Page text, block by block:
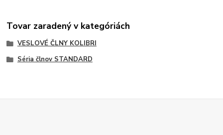
Tovar zaradený v kategóriách
VESLOVÉ ČLNY KOLIBRI
Séria člnov STANDARD